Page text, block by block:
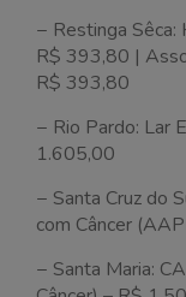
− Restinga Sêca:
R$ 393,80 |
R$ 393,80
− Rio Pardo: Lar
1.605,00
− Santa Cruz do
com Câncer
− Santa Maria: